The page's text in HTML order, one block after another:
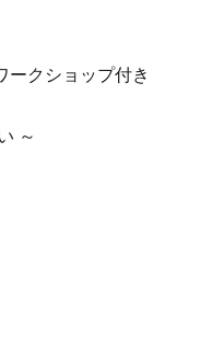
ークショップ付き
～